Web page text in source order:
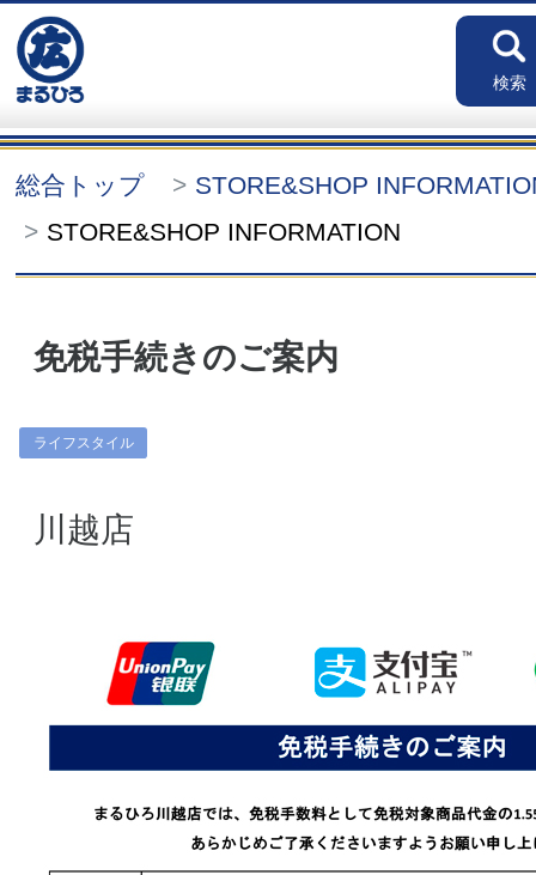
検索
総合トップ
STORE&SHOP
STORE&SHOP INFORMATION
免税手続きのご案内
ライフスタイル
川越店